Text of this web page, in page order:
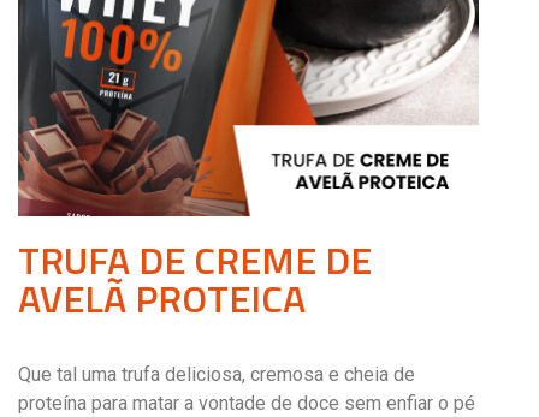
TRUFA DE CREME DE
AVELÃ PROTEICA
Que tal uma trufa deliciosa, cremosa e cheia de
proteína para matar a vontade de doce sem enfiar o pé